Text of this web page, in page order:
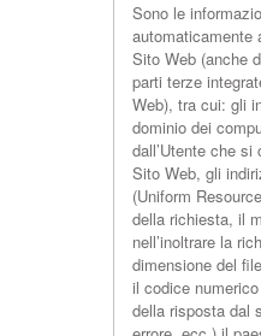
Sono le
automaticamente
Sito Web (anche
parti terze
Web), tra cui: gli
dominio dei
dall’Utente che
Sito Web, gli
(Uniform
della richiesta, il
nell’inoltrare la
dimensione del
il codice
della risposta dal